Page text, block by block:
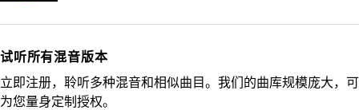
试听所有混音版本
立即注册，聆听多种混音和相似曲目。我们的曲库规模庞大，可
为您量身定制授权。